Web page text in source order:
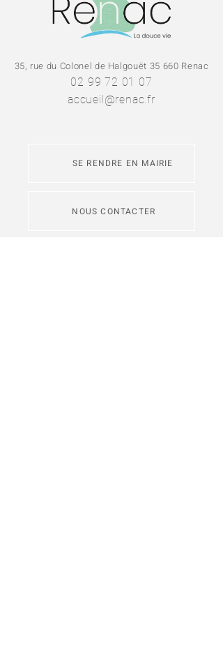
35, rue du Colonel de Halgouët 35 660 Renac
02 99 72 01 07
accueil@renac.fr
SE RENDRE EN MAIRIE
NOUS CONTACTER